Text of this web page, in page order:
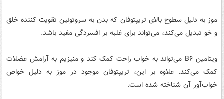
موز به دلیل سطوح بالای تریپتوفان که بدن به سروتونین تقویت کننده خلق
و خو تبدیل می‌کند، می‌تواند برای غلبه بر افسردگی مفید باشد.
ویتامین B۶ می‌تواند به خواب راحت کمک کند و منیزیم به آرامش عضلات
کمک می‌کند. علاوه بر این، تریپتوفان موجود در موز به دلیل خواص
خواب‌آور آن شناخته شده است.